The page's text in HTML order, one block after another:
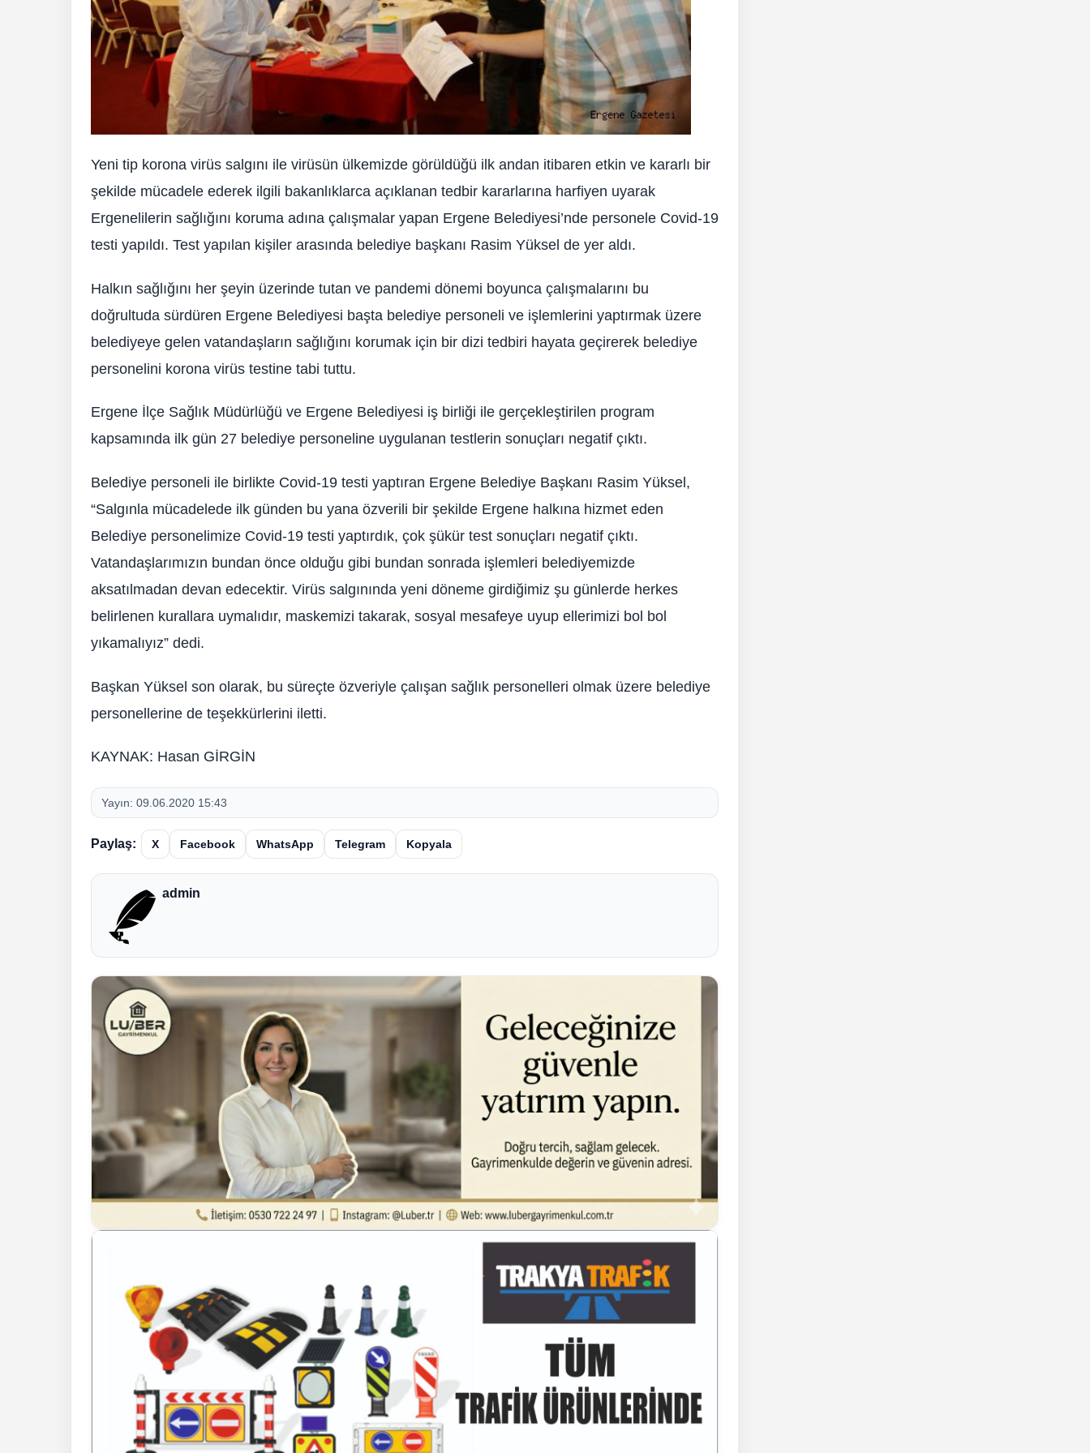
Yeni tip korona virüs salgını ile virüsün ülkemizde görüldüğü ilk andan itibaren etkin ve kararlı bir
şekilde mücadele ederek ilgili bakanlıklarca açıklanan tedbir kararlarına harfiyen uyarak
Ergenelilerin sağlığını koruma adına çalışmalar yapan Ergene Belediyesi’nde personele Covid-19
testi yapıldı. Test yapılan kişiler arasında belediye başkanı Rasim Yüksel de yer aldı.
Halkın sağlığını her şeyin üzerinde tutan ve pandemi dönemi boyunca çalışmalarını bu
doğrultuda sürdüren Ergene Belediyesi başta belediye personeli ve işlemlerini yaptırmak üzere
belediyeye gelen vatandaşların sağlığını korumak için bir dizi tedbiri hayata geçirerek belediye
personelini korona virüs testine tabi tuttu.
Ergene İlçe Sağlık Müdürlüğü ve Ergene Belediyesi iş birliği ile gerçekleştirilen program
kapsamında ilk gün 27 belediye personeline uygulanan testlerin sonuçları negatif çıktı.
Belediye personeli ile birlikte Covid-19 testi yaptıran Ergene Belediye Başkanı Rasim Yüksel,
“Salgınla mücadelede ilk günden bu yana özverili bir şekilde Ergene halkına hizmet eden
Belediye personelimize Covid-19 testi yaptırdık, çok şükür test sonuçları negatif çıktı.
Vatandaşlarımızın bundan önce olduğu gibi bundan sonrada işlemleri belediyemizde
aksatılmadan devan edecektir. Virüs salgınında yeni döneme girdiğimiz şu günlerde herkes
belirlenen kurallara uymalıdır, maskemizi takarak, sosyal mesafeye uyup ellerimizi bol bol
yıkamalıyız” dedi.
Başkan Yüksel son olarak, bu süreçte özveriyle çalışan sağlık personelleri olmak üzere belediye
personellerine de teşekkürlerini iletti.
KAYNAK: Hasan GİRGİN
Yayın: 09.06.2020 15:43
Paylaş: X Facebook WhatsApp Telegram Kopyala
admin